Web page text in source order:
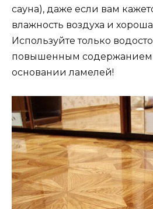
сауна), даже если вам
влажность воздуха и
Используйте только
повышенным содержанием
основании ламелей!